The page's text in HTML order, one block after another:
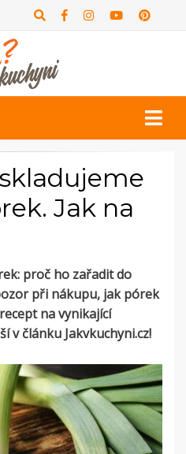
Jak na
proč ho zařadit do
při nákupu, jak pórek
na vynikající
v článku Jakvkuchyni.cz!